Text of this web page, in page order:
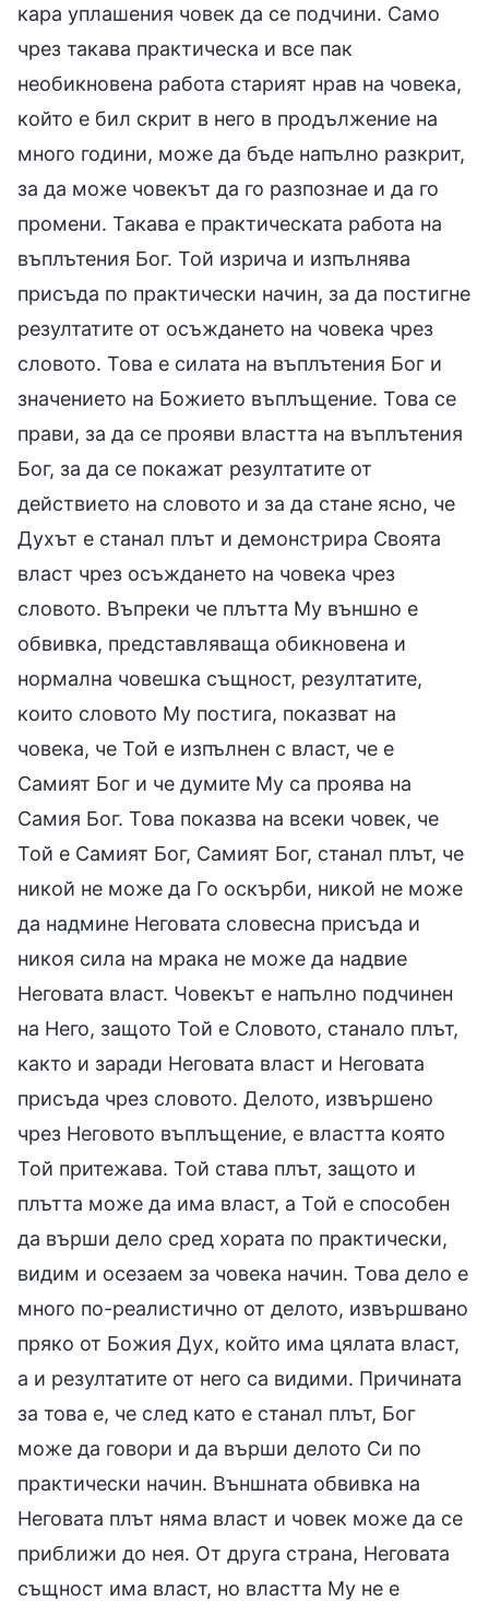
кара уплашения човек да се подчини. Само
чрез такава практическа и все пак
необикновена работа старият нрав на човека,
който е бил скрит в него в продължение на
много години, може да бъде напълно разкрит,
за да може човекът да го разпознае и да го
промени. Такава е практическата работа на
въплътения Бог. Той изрича и изпълнява
присъда по практически начин, за да постигне
резултатите от осъждането на човека чрез
словото. Това е силата на въплътения Бог и
значението на Божието въплъщение. Това се
прави, за да се прояви властта на въплътения
Бог, за да се покажат резултатите от
действието на словото и за да стане ясно, че
Духът е станал плът и демонстрира Своята
власт чрез осъждането на човека чрез
словото. Въпреки че плътта Му външно е
обвивка, представляваща обикновена и
нормална човешка същност, резултатите,
които словото Му постига, показват на
човека, че Той е изпълнен с власт, че е
Самият Бог и че думите Му са проява на
Самия Бог. Това показва на всеки човек, че
Той е Самият Бог, Самият Бог, станал плът, че
никой не може да Го оскърби, никой не може
да надмине Неговата словесна присъда и
никоя сила на мрака не може да надвие
Неговата власт. Човекът е напълно подчинен
на Него, защото Той е Словото, станало плът,
както и заради Неговата власт и Неговата
присъда чрез словото. Делото, извършено
чрез Неговото въплъщение, е властта която
Той притежава. Той става плът, защото и
плътта може да има власт, а Той е способен
да върши дело сред хората по практически,
видим и осезаем за човека начин. Това дело е
много по-реалистично от делото, извършвано
пряко от Божия Дух, който има цялата власт,
а и резултатите от него са видими. Причината
за това е, че след като е станал плът, Бог
може да говори и да върши делото Си по
практически начин. Външната обвивка на
Неговата плът няма власт и човек може да се
приближи до нея. От друга страна, Неговата
същност има власт, но властта Му не е